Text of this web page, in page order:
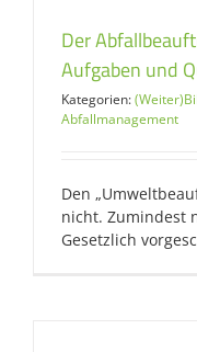
Der
Aufgaben und
Kategorien:
Abfallmanagement
Den
nicht. Zumindest
Gesetzlich